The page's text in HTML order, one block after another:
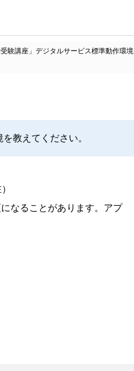
験講座」デジタルサービス標準動作環境
教えてください。
なることがあります。アプ